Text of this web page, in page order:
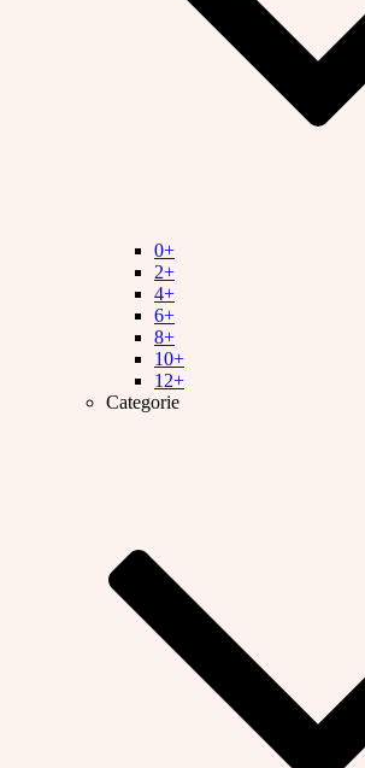
0+
2+
4+
6+
8+
10+
12+
Categorie